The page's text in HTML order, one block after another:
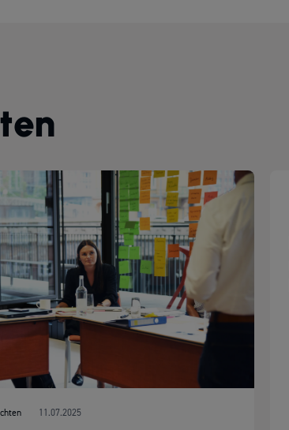
11.07.2025